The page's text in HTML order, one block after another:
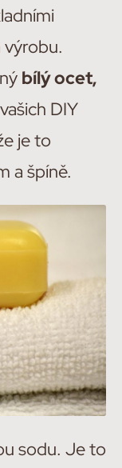
výrobu.
bílý ocet,
DIY
je to
a špíně.
sodu. Je to